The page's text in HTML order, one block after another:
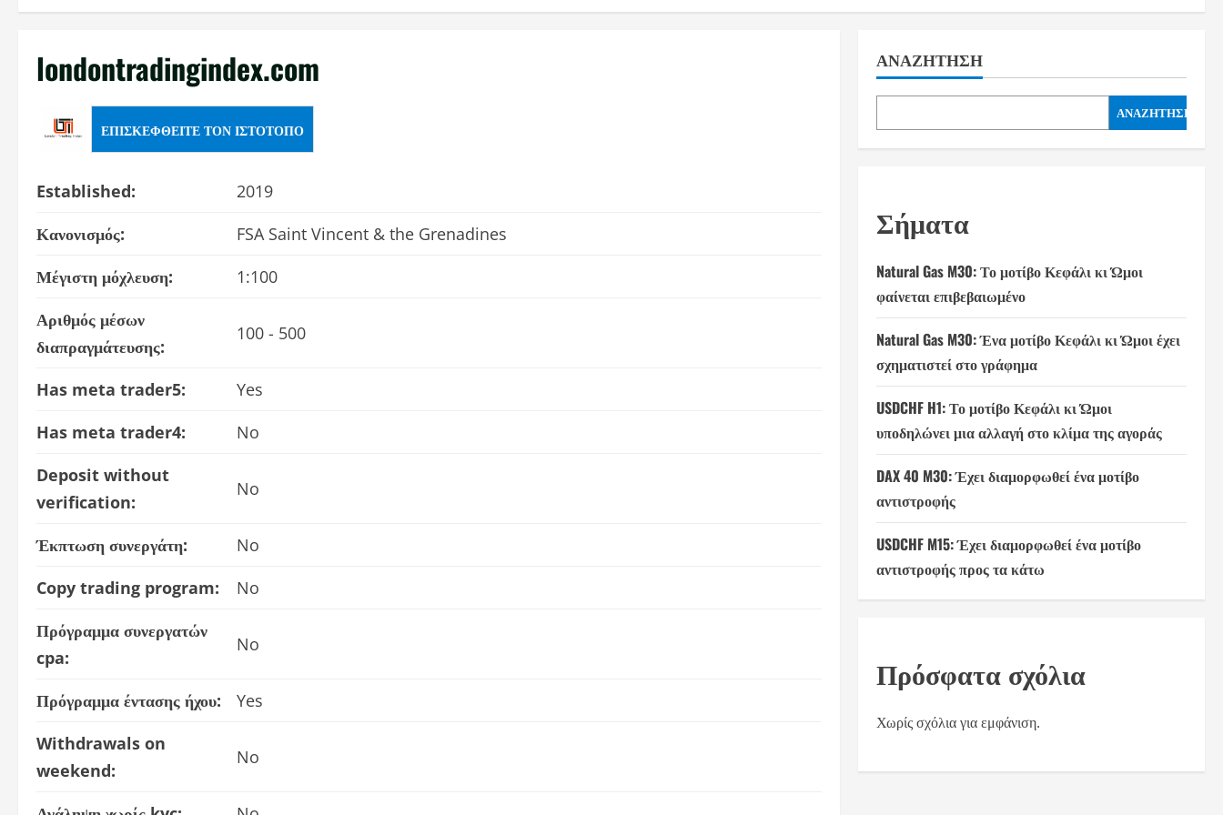
londontradingindex.com
ΕΠΙΣΚΕΦΘΕΊΤΕ ΤΟΝ ΙΣΤΌΤΟΠΟ
Established:
2019
Κανονισμός:
FSA Saint Vincent & the Grenadines
Μέγιστη μόχλευση:
1:100
Αριθμός μέσων
διαπραγμάτευσης:
100 - 500
Has meta trader5:
Yes
Has meta trader4:
No
Deposit without
verification:
No
Έκπτωση συνεργάτη:
No
Copy trading program:
No
Πρόγραμμα συνεργατών
cpa:
No
Πρόγραμμα έντασης ήχου:
Yes
Withdrawals on
weekend:
No
ΑΝΑΖΉΤΗΣΗ
ΑΝΑΖΉΤΗΣΗ
Σήματα
Natural Gas M30: Το μοτίβο Κεφάλι κι Ώμοι
φαίνεται επιβεβαιωμένο
Natural Gas M30: Ένα μοτίβο Κεφάλι κι Ώμοι έχει
σχηματιστεί στο γράφημα
USDCHF H1: Το μοτίβο Κεφάλι κι Ώμοι
υποδηλώνει μια αλλαγή στο κλίμα της αγοράς
DAX 40 M30: Έχει διαμορφωθεί ένα μοτίβο
αντιστροφής
USDCHF M15: Έχει διαμορφωθεί ένα μοτίβο
αντιστροφής προς τα κάτω
Πρόσφατα σχόλια
Χωρίς σχόλια για εμφάνιση.